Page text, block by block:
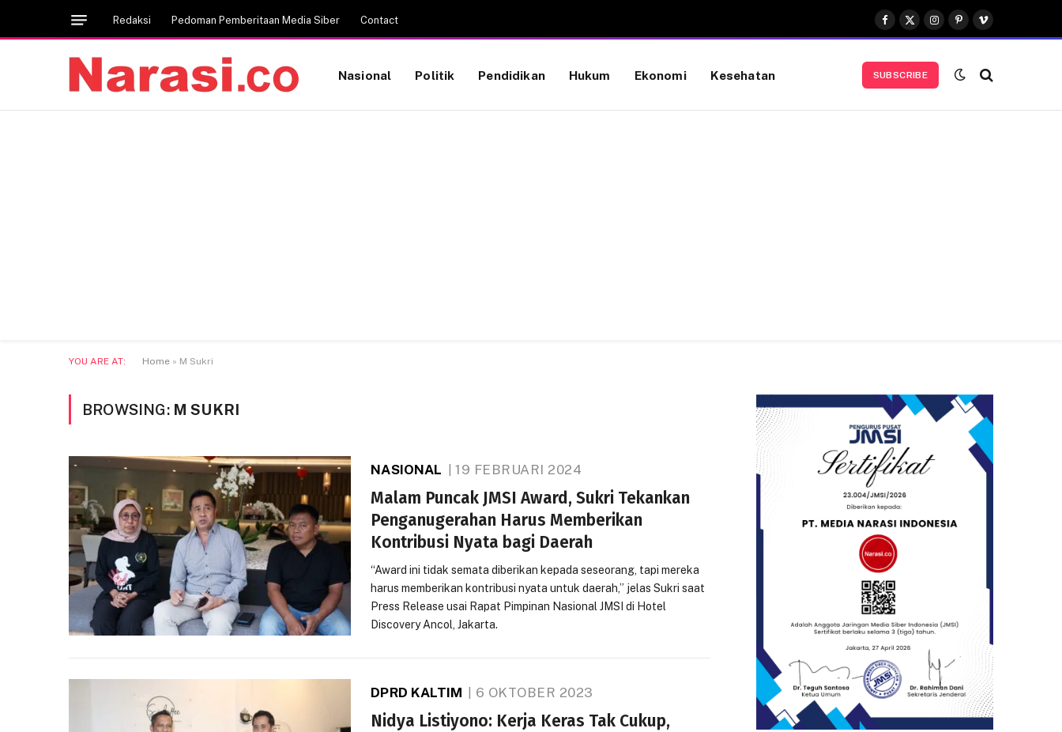
Redaksi Pedoman Pemberitaan Media Siber Contact
Facebook
X
(Twitter)
Instagram
Pinterest
Vimeo
Nasional Politik Pendidikan Hukum Ekonomi Kesehatan SUBSCRIBE
YOU ARE AT: Home » M Sukri
BROWSING: M SUKRI
NASIONAL 19 FEBRUARI 2024
Malam Puncak JMSI Award, Sukri Tekankan
Penganugerahan Harus Memberikan
Kontribusi Nyata bagi Daerah
“Award ini tidak semata diberikan kepada seseorang, tapi mereka
harus memberikan kontribusi nyata untuk daerah,” jelas Sukri saat
Press Release usai Rapat Pimpinan Nasional JMSI di Hotel
Discovery Ancol, Jakarta.
DPRD KALTIM 6 OKTOBER 2023
Nidya Listiyono: Kerja Keras Tak Cukup,